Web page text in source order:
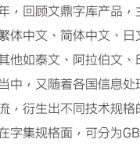
，回顾文鼎字库产品，
体中文、简体中文、日
他如泰文、阿拉伯文、
中，又随着各国信息处
，衍生出不同技术规格
字集规格面，可分为